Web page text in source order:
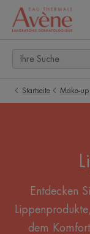
Startseite Make-up
Entdecken
dem